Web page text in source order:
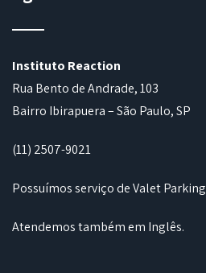
Instituto Reaction
Rua Bento de Andrade, 103
Bairro Ibirapuera – São Paulo, SP
(11) 2507-9021
Possuímos serviço de Valet Parking
Atendemos também em Inglês.